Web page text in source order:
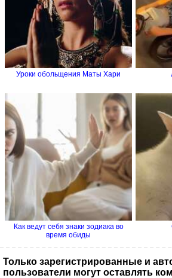
Уроки обольщения Маты Хари
Как ведут себя знаки зодиака во
время обиды
Только зарегистрированные и
пользователи могут оставлять